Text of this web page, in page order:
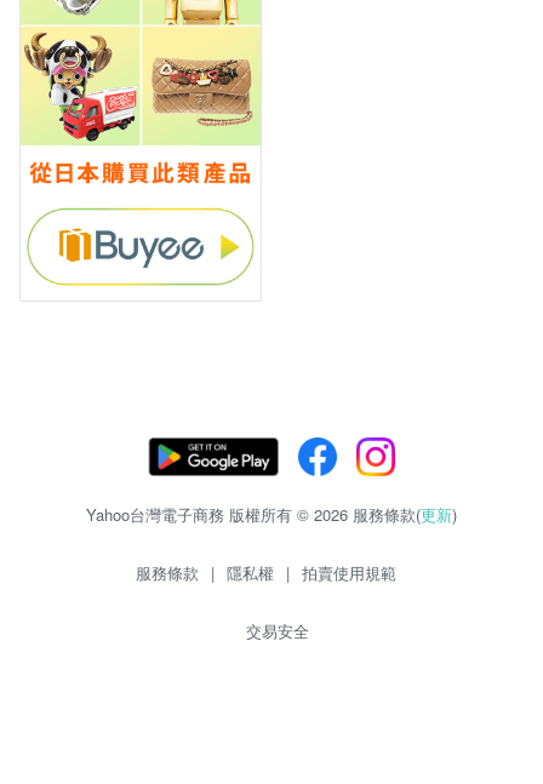
Yahoo台灣電子商務 版權所有 © 2026 服務條款(更新)
服務條款 | 隱私權 | 拍賣使用規範
交易安全